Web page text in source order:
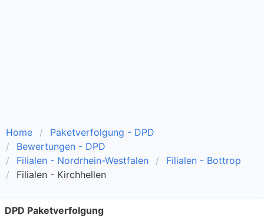
Home
Paketverfolgung - DPD
Bewertungen - DPD
Filialen - Nordrhein-Westfalen
Filialen - Bottrop
Filialen - Kirchhellen
DPD Paketverfolgung